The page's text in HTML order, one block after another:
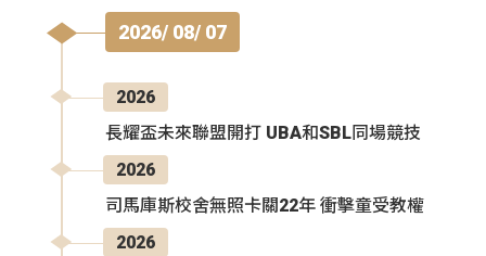
2026/ 08/ 07
2026
長耀盃未來聯盟開打 UBA和SBL同場競技
2026
司馬庫斯校舍無照卡關22年 衝擊童受教權
2026